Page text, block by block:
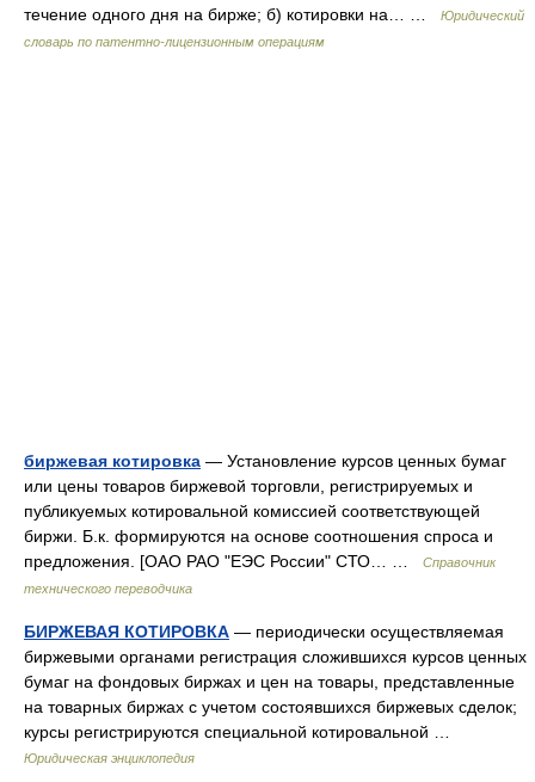
течение одного дня на бирже; б) котировки на… …
Юридический
словарь по патентно-лицензионным операциям
биржевая котировка — Установление курсов ценных бумаг
или цены товаров биржевой торговли, регистрируемых и
публикуемых котировальной комиссией соответствующей
биржи. Б.к. формируются на основе соотношения спроса и
предложения. [ОАО РАО "ЕЭС России" СТО… …
Справочник
технического переводчика
БИРЖЕВАЯ КОТИРОВКА — периодически осуществляемая
биржевыми органами регистрация сложившихся курсов ценных
бумаг на фондовых биржах и цен на товары, представленные
на товарных биржах с учетом состоявшихся биржевых сделок;
курсы регистрируются специальной котировальной …
Юридическая энциклопедия